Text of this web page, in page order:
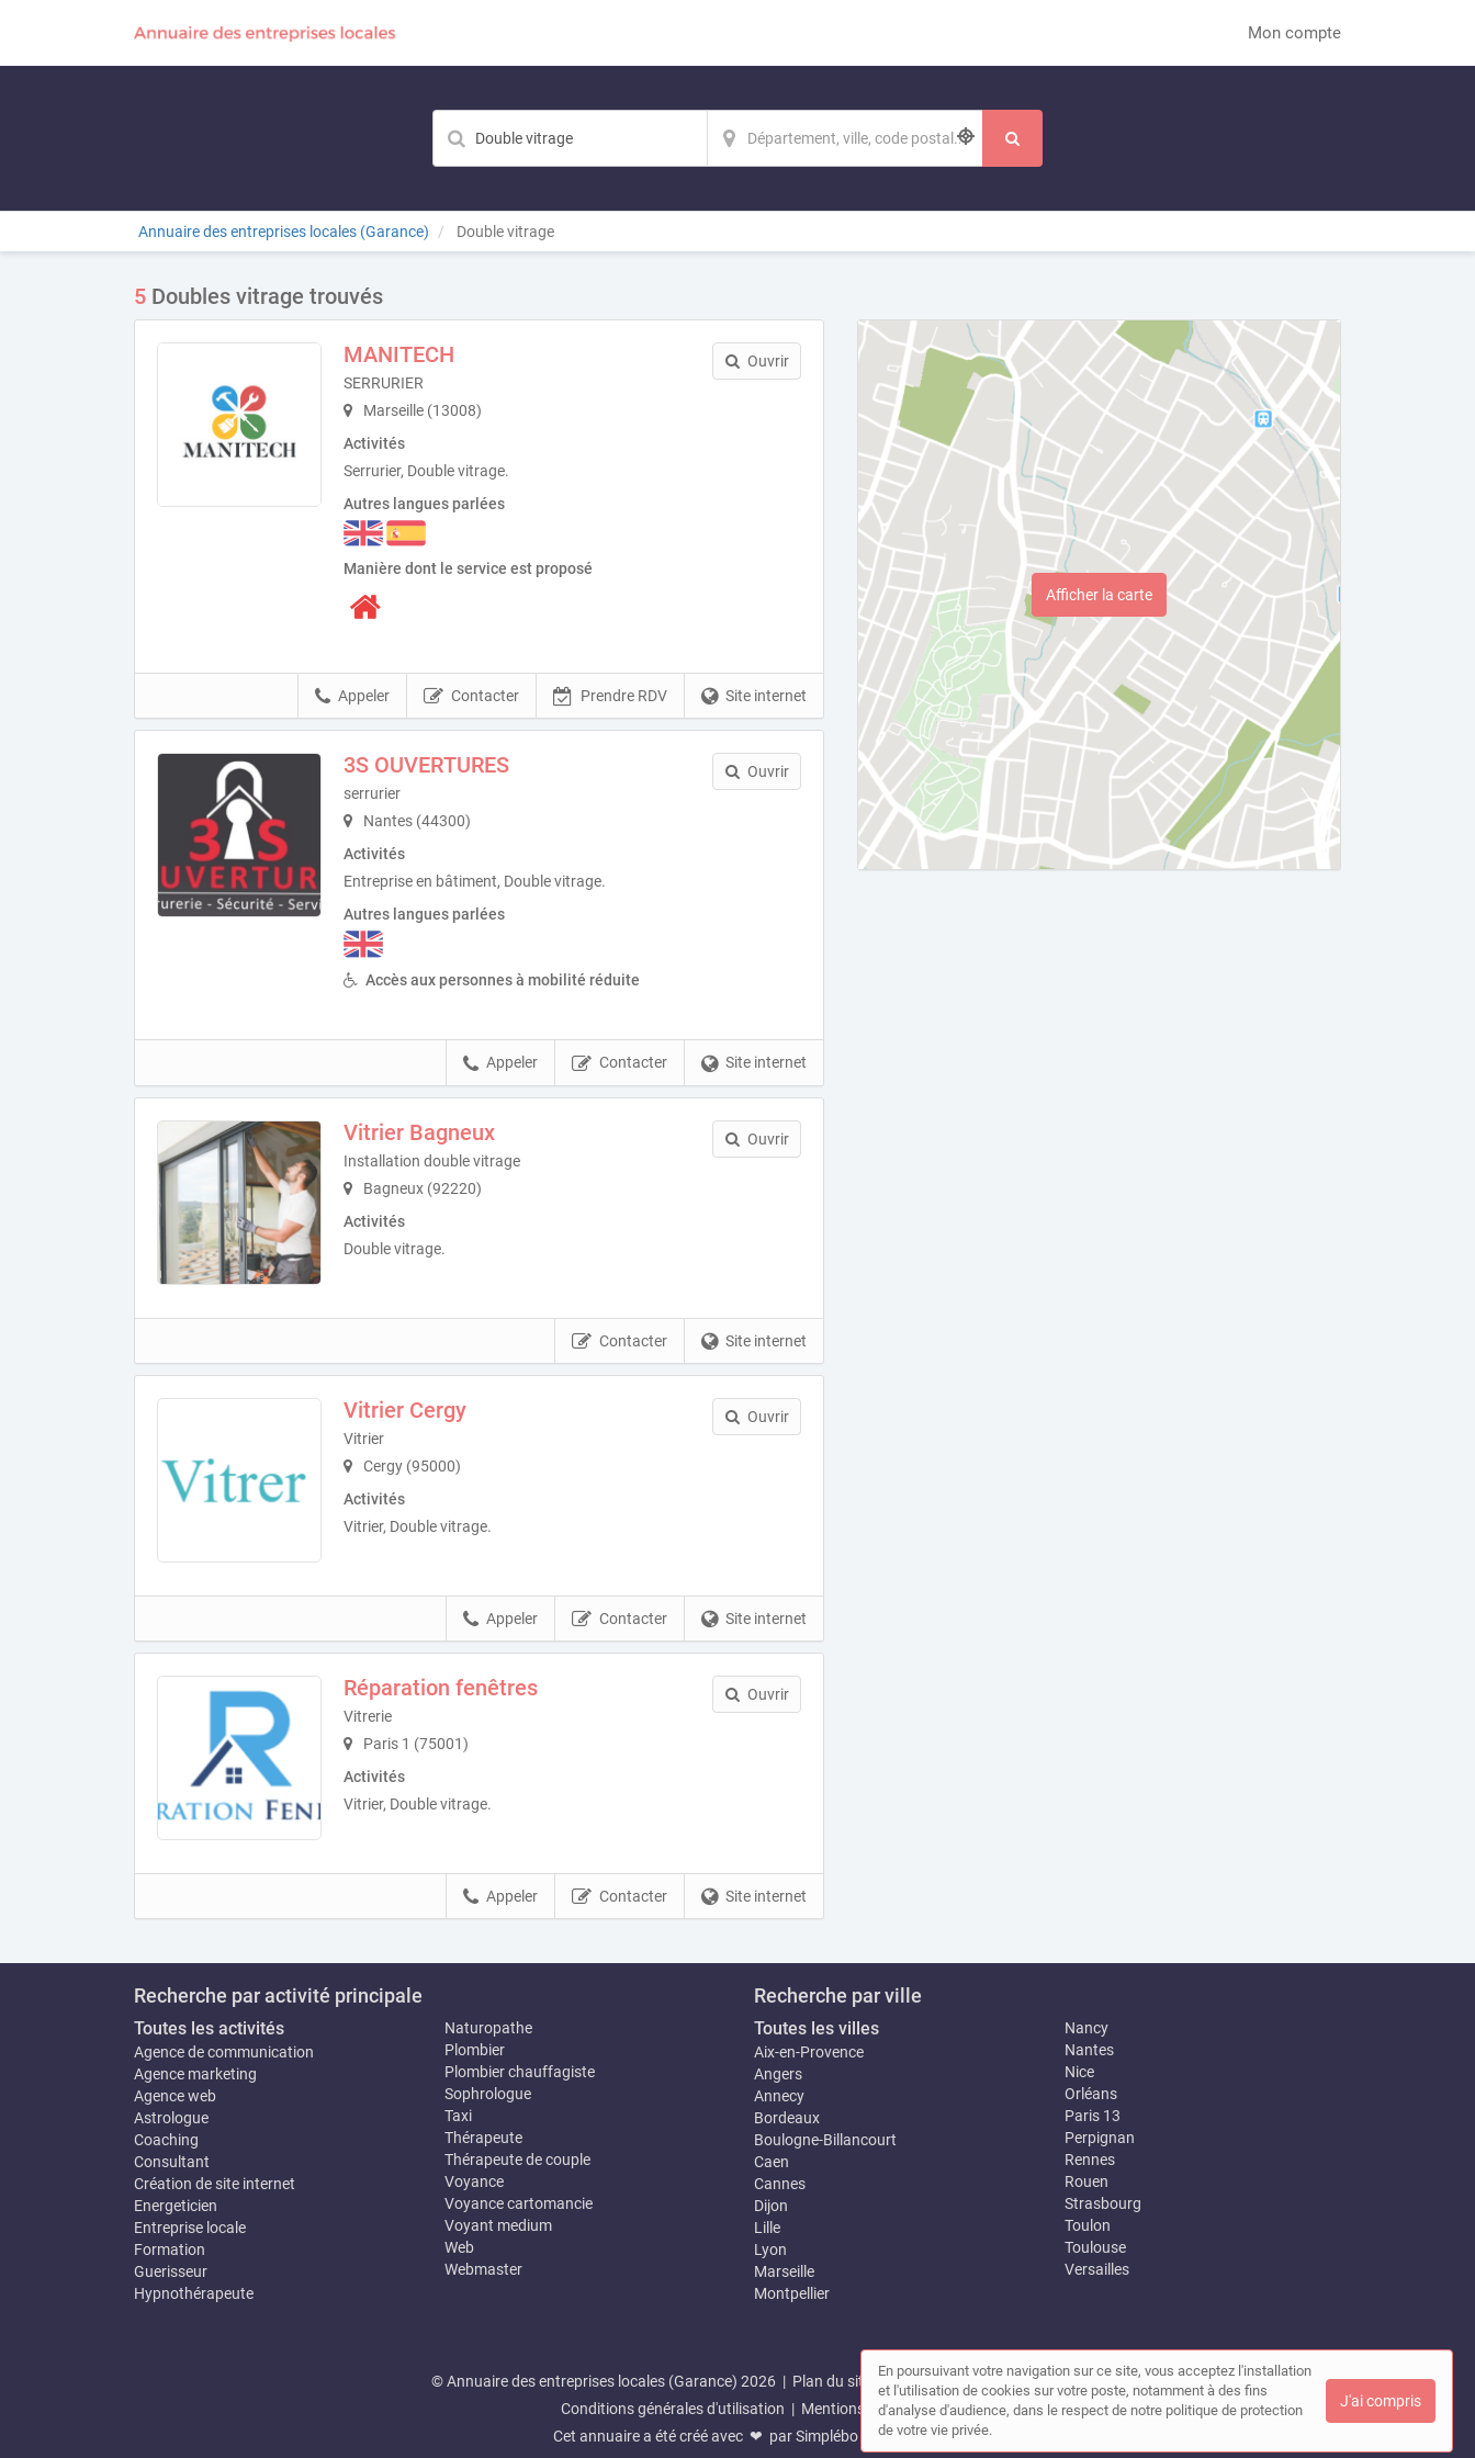
Mon compte
Annuaire des entreprises locales (Garance) Double vitrage
5 Doubles vitrage trouvés
MANITECH
SERRURIER
Marseille (13008)
Activités
Serrurier, Double vitrage.
Autres langues parlées
Manière dont le service est proposé
Ouvrir
Site internet
Prendre RDV
Contacter
Appeler
3S OUVERTURES
serrurier
Nantes (44300)
Activités
Entreprise en bâtiment, Double vitrage.
Autres langues parlées
Accès aux personnes à mobilité réduite
Ouvrir
Site internet
Contacter
Appeler
Vitrier Bagneux
Installation double vitrage
Bagneux (92220)
Activités
Double vitrage.
Ouvrir
Site internet
Contacter
Vitrier Cergy
Vitrier
Cergy (95000)
Activités
Vitrier, Double vitrage.
Ouvrir
Site internet
Contacter
Appeler
Réparation fenêtres
Vitrerie
Paris 1 (75001)
Activités
Vitrier, Double vitrage.
Ouvrir
Site internet
Contacter
Appeler
Afficher la carte
Recherche par activité principale
Toutes les activités
Agence de communication
Agence marketing
Agence web
Astrologue
Coaching
Consultant
Création de site internet
Energeticien
Entreprise locale
Formation
Guerisseur
Hypnothérapeute
Naturopathe
Plombier
Plombier chauffagiste
Sophrologue
Taxi
Thérapeute
Thérapeute de couple
Voyance
Voyance cartomancie
Voyant medium
Web
Webmaster
Recherche par ville
Toutes les villes
Aix-en-Provence
Angers
Annecy
Bordeaux
Boulogne-Billancourt
Caen
Cannes
Dijon
Lille
Lyon
Marseille
Montpellier
Nancy
Nantes
Nice
Orléans
Paris 13
Perpignan
Rennes
Rouen
Strasbourg
Toulon
Toulouse
Versailles
© Annuaire des entreprises locales (Garance) 2026 | Plan du site |Mon compte |Contact
Conditions générales d'utilisation | Mentions légales
Cet annuaire a été créé avec ❤ parSimplébo Annuaire
En poursuivant votre navigation sur ce site, vous acceptez l'installation
et l'utilisation de cookies sur votre poste, notamment à des fins
d'analyse d'audience, dans le respect de notre politique de protection
de votre vie privée.
J'ai compris